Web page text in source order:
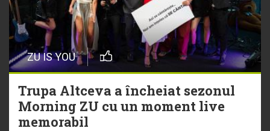
20 Iulie
Episod nou | Muzica Aia x DJ
Christian Thomson
20 Iulie
Torpedoul lui Morar: Theo Rose -
ZU IS YOU
Trupa Altceva a încheiat sezonul
Morning ZU cu un moment live
memorabil